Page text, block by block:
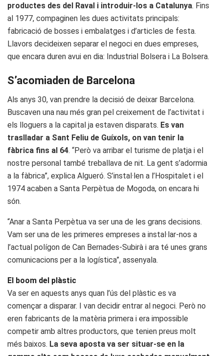
productes des del Raval i introduir-los a Catalunya. Fins
al 1977, compaginen les dues activitats principals:
fabricació de bosses i embalatges i d’articles de festa.
Llavors decideixen separar el negoci en dues empreses,
que encara duren avui en dia: Industrial Bolsera i La Bolsera.
S’acomiaden de Barcelona
Als anys 30, van prendre la decisió de deixar Barcelona.
Buscaven una nau més gran pel creixement de l’activitat i
els lloguers a la capital ja estaven disparats. Es van
traslladar a Sant Feliu de Guíxols, on van tenir la
fàbrica fins al 64. “Però va arribar el turisme de platja i el
nostre personal també treballava de nit. La gent s’adormia
a la fàbrica”, explica Algueró. S’instal·len a l’Hospitalet i el
1974 acaben a Santa Perpètua de Mogoda, on encara hi
són.
“Anar a Santa Perpètua va ser una de les grans decisions.
Vam ser una de les primeres empreses a instal·lar-nos a
l’actual polígon de Can Bernades-Subirà i ara té unes grans
comunicacions per a la logística”, assenyala.
El boom del plàstic
Va ser en aquests anys quan l’ús del plàstic es va
començar a disparar. I van decidir entrar al negoci. Però no
eren fabricants de la matèria primera i era impossible
competir amb altres productors, que tenien preus molt
més baixos. La seva aposta va ser situar-se en la